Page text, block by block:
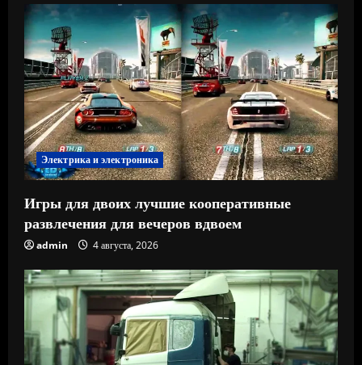
Электрика и электроника
Игры для двоих лучшие кооперативные
развлечения для вечеров вдвоем
admin 4 августа, 2026